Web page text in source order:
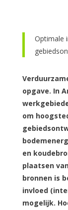
Optimale
opgave. In
om
en
plaatsen
bronnen is
invloed
mogelijk.